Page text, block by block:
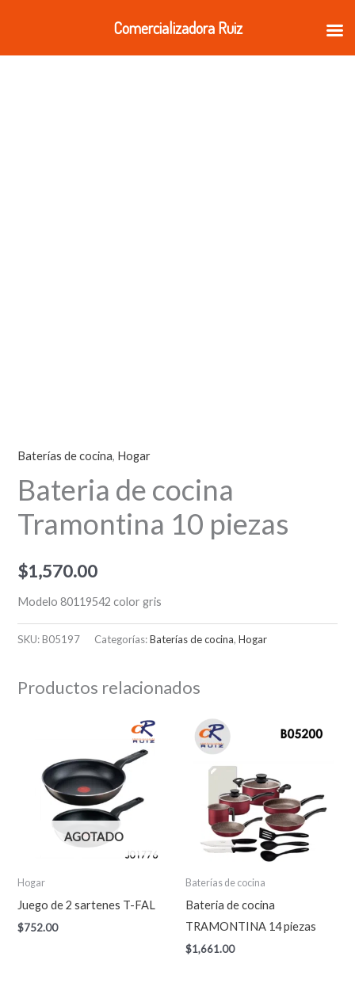
contenido
Baterías de cocina, Hogar
Bateria de cocina
Tramontina 10 piezas
$1,570.00
Modelo 80119542 color gris
SKU:B05197 Categorías:Baterías de cocina,Hogar
Productos relacionados
AGOTADO
Hogar
Juego de 2 sartenes T-FAL
$752.00
Baterías de cocina
Bateria de cocina
TRAMONTINA 14 piezas
$1,661.00
Comercializadora Ruiz